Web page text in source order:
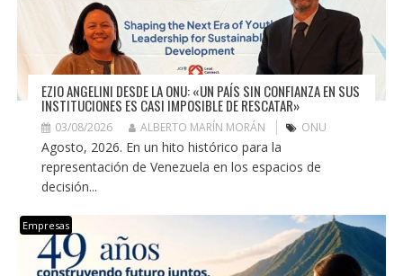
EZIO ANGELINI DESDE LA ONU: «UN PAÍS SIN CONFIANZA EN SUS
INSTITUCIONES ES CASI IMPOSIBLE DE RESCATAR»
03/08/2026 ALBERTO MARÍN MORÁN ONU
Agosto, 2026. En un hito histórico para la
representación de Venezuela en los espacios de
decisión...
Empresas